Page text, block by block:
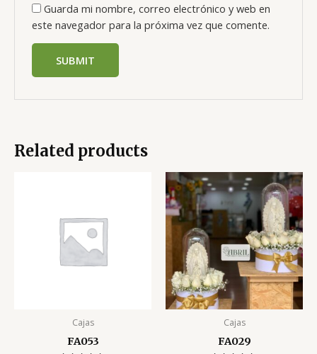
Guarda mi nombre, correo electrónico y web en
este navegador para la próxima vez que comente.
Related products
Cajas
FA053
Cajas
FA029